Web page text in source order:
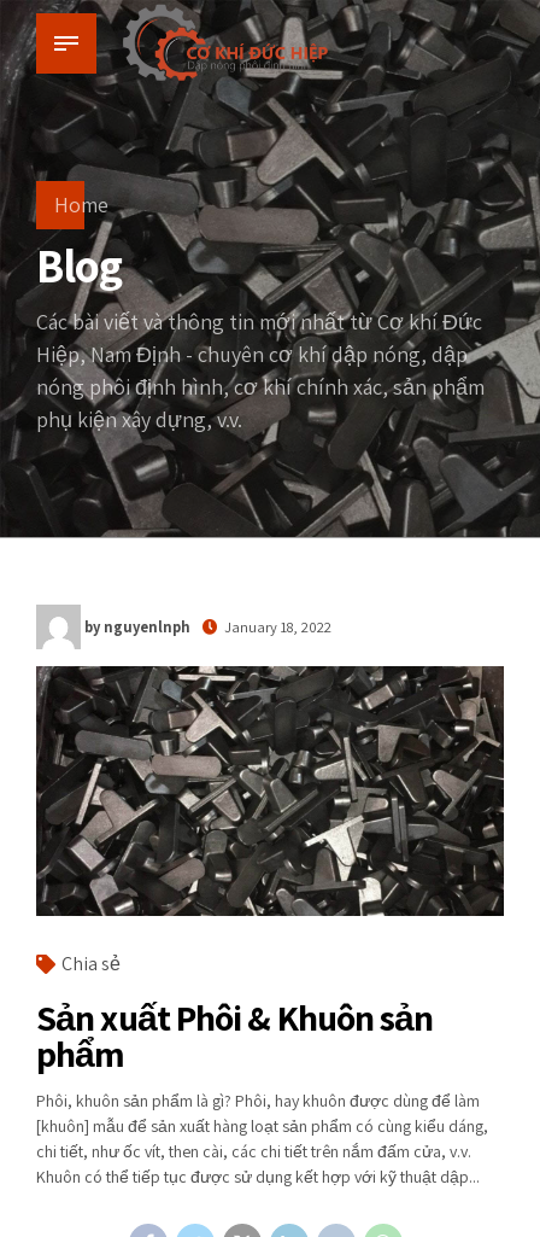
Home
Blog
Các bài viết và thông tin mới nhất từ Cơ khí Đức
Hiệp, Nam Định - chuyên cơ khí dập nóng, dập
nóng phôi định hình, cơ khí chính xác, sản phẩm
phụ kiện xây dựng, v.v.
by nguyenlnph January 18, 2022
Chia sẻ
Sản xuất Phôi & Khuôn sản
phẩm
Phôi, khuôn sản phẩm là gì? Phôi, hay khuôn được dùng để làm
[khuôn] mẫu để sản xuất hàng loạt sản phẩm có cùng kiểu dáng,
chi tiết, như ốc vít, then cài, các chi tiết trên nắm đấm cửa, v.v.
Khuôn có thể tiếp tục được sử dụng kết hợp với kỹ thuật dập...